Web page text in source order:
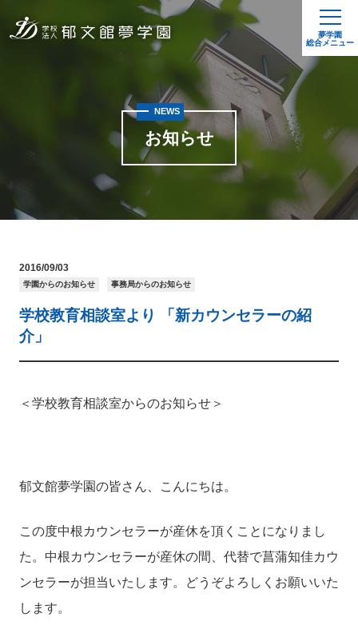
夢学園
総合メニュー
お知らせ
NEWS
2016/09/03
学園からのお知らせ 事務局からのお知らせ
学校教育相談室より 「新カウンセラーの紹
介」
＜学校教育相談室からのお知らせ＞
郁文館夢学園の皆さん、こんにちは。
この度中根カウンセラーが産休を頂くことになりまし
た。中根カウンセラーが産休の間、代替で菖蒲知佳カウ
ンセラーが担当いたします。どうぞよろしくお願いいた
します。